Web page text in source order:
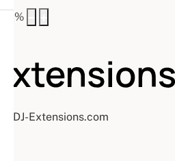
%
by DJ-Extensions.com